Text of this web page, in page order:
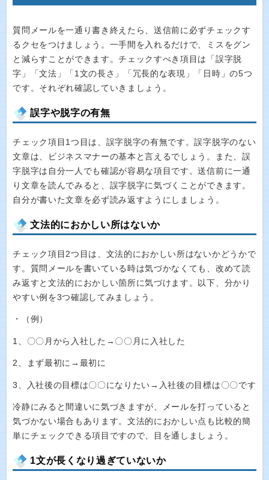
質問メールを一通り書き終えたら、送信前に必ずチェックす
るクセをつけましょう。一手間を入れるだけで、ミスをグン
と減らすことができます。チェックすべき項目は「誤字脱
字」「文法」「1文の長さ」「冗長的な表現」「日時」の5つ
です。それぞれ確認していきましょう。
誤字や脱字の有無
チェック項目1つ目は、誤字脱字の有無です。誤字脱字のない
文章は、ビジネスマナーの基本と言えるでしょう。また、誤
字脱字は自分一人でも確認が容易な項目です。送信前に一通
り文章を読んでみると、誤字脱字に気づくことができます。
自分が書いた文章を必ず読み返すようにしましょう。
文法的におかしい所はないか
チェック項目2つ目は、文法的におかしい所はないかどうかで
す。質問メールを書いている時は気づかなくても、改めて読
み返すと文法的におかしい箇所に気づけます。以下、分かり
やすい例を3つ確認してみましょう。
・（例）
1、〇〇月から入社した→〇〇月に入社した
2、まず最初に→最初に
3、入社後の目標は〇〇になりたい→入社後の目標は〇〇です
冷静にみると間違いに気づきますが、メールを打っていると
気づかない場合もあります。文法的におかしい点も比較的簡
単にチェックできる項目ですので、目を通しましょう。
1文が長くなり過ぎていないか